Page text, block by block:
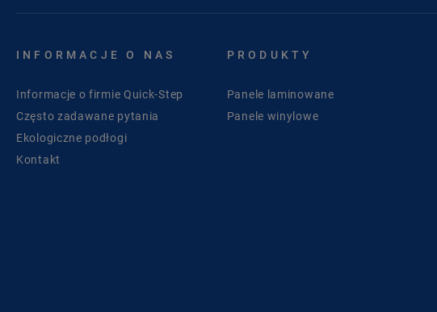
INFORMACJE O NAS
Informacje o firmie Quick-Step
Często zadawane pytania
Ekologiczne podłogi
Kontakt
PRODUKTY
Panele laminowane
Panele winylowe